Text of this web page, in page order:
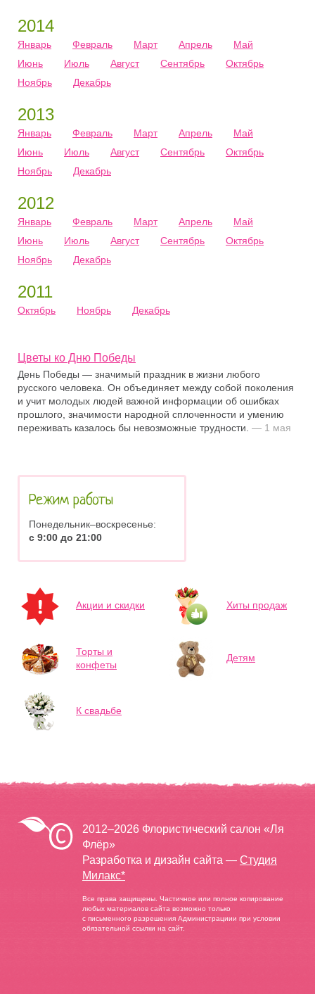
2014
Январь Февраль Март Апрель
Май
Июнь
Июль Август Сентябрь
Октябрь
Ноябрь
Декабрь
2013
Январь Февраль Март Апрель
Май
Июнь
Июль Август Сентябрь
Октябрь
Ноябрь
Декабрь
2012
Январь Февраль Март Апрель
Май
Июнь
Июль Август Сентябрь
Октябрь
Ноябрь
Декабрь
2011
Октябрь Ноябрь Декабрь
Цветы ко Дню Победы
День Победы — значимый праздник в жизни любого
русского человека. Он объединяет между собой поколения
и учит молодых людей важной информации об ошибках
прошлого, значимости народной сплоченности и умению
переживать казалось бы невозможные трудности. — 1 мая
Режим работы
Понедельник–воскресенье:
с 9:00 до 21:00
Акции и скидки Хиты продаж
Торты и
конфеты
Детям
К свадьбе
2012–2026 Флористический салон «Ля
Флёр»
Разработка и дизайн сайта — Студия
Милакс*
Все права защищены. Частичное или полное копирование
любых материалов сайта возможно только
с письменного разрешения Администрациии при условии
обязательной ссылки на сайт.